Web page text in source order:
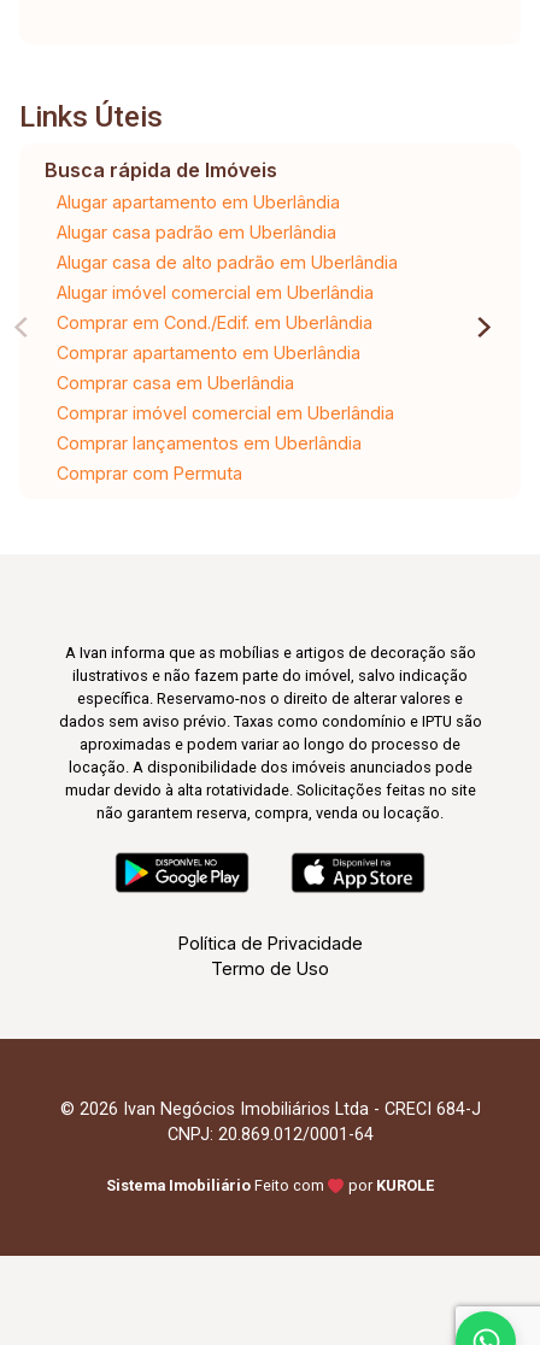
Links Úteis
Busca rápida de Imóveis
Alugar apartamento em Uberlândia
Alugar casa padrão em Uberlândia
Alugar casa de alto padrão em Uberlândia
Alugar imóvel comercial em Uberlândia
Comprar em Cond./Edif. em Uberlândia
Comprar apartamento em Uberlândia
Comprar casa em Uberlândia
Comprar imóvel comercial em Uberlândia
Comprar lançamentos em Uberlândia
Comprar com Permuta
A Ivan informa que as mobílias e artigos de decoração são
ilustrativos e não fazem parte do imóvel, salvo indicação
específica. Reservamo-nos o direito de alterar valores e
dados sem aviso prévio. Taxas como condomínio e IPTU são
aproximadas e podem variar ao longo do processo de
locação. A disponibilidade dos imóveis anunciados pode
mudar devido à alta rotatividade. Solicitações feitas no site
não garantem reserva, compra, venda ou locação.
Política de Privacidade
Termo de Uso
© 2026 Ivan Negócios Imobiliários Ltda - CRECI 684-J
CNPJ: 20.869.012/0001-64
Sistema Imobiliário Feito com por KUROLE